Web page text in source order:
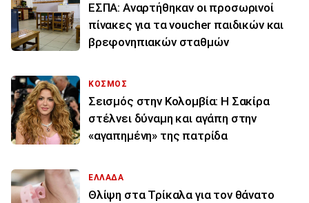
ΕΣΠΑ: Αναρτήθηκαν οι προσωρινοί
πίνακες για τα voucher παιδικών και
βρεφονηπιακών σταθμών
ΚΟΣΜΟΣ
Σεισμός στην Κολομβία: Η Σακίρα
στέλνει δύναμη και αγάπη στην
«αγαπημένη» της πατρίδα
ΕΛΛΑΔΑ
Θλίψη στα Τρίκαλα για τον θάνατο